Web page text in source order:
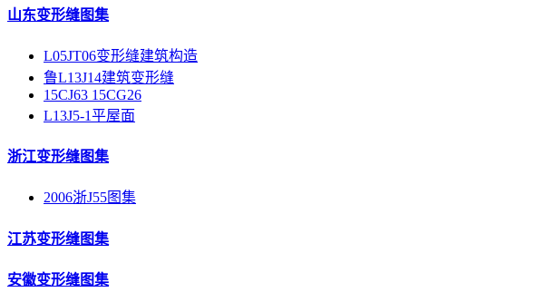
山东变形缝图集
L05JT06变形缝建筑构造
鲁L13J14建筑变形缝
15CJ63 15CG26
L13J5-1平屋面
浙江变形缝图集
2006浙J55图集
江苏变形缝图集
安徽变形缝图集